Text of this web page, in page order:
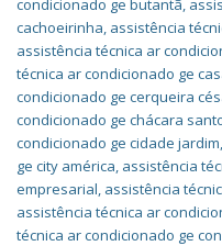
condicionado ge butantã,
cachoeirinha, assistência
assistência técnica ar
técnica ar condicionado ge
condicionado ge cerqueira
condicionado ge chácara
condicionado ge cidade jardim,
ge city américa, assistência
empresarial, assistência
assistência técnica ar
técnica ar condicionado ge